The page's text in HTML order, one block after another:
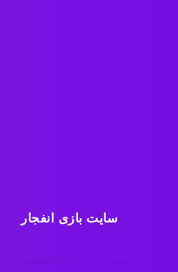
سایت بازی انفجار